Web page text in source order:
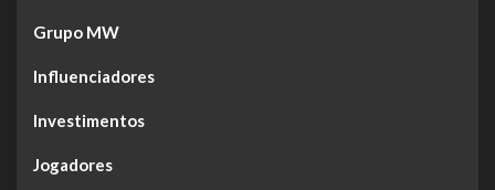
Grupo MW
Influenciadores
Investimentos
Jogadores